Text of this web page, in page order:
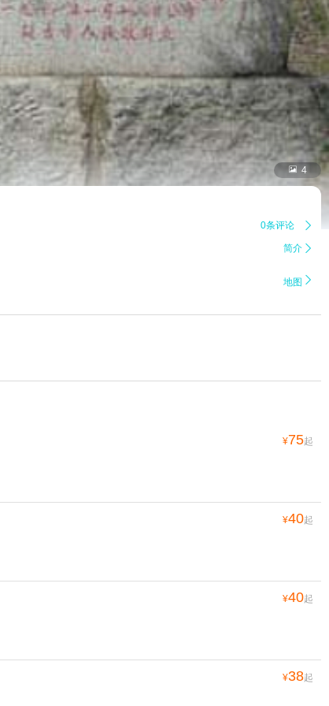
 4
0条评论 
简介 
地图 
¥75起
¥40起
¥40起
¥38起